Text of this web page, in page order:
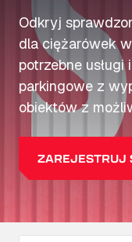
Odkryj
dla ciężarówek
potrzebne
parkingowe z
obiektów z
ZAREJESTRUJ